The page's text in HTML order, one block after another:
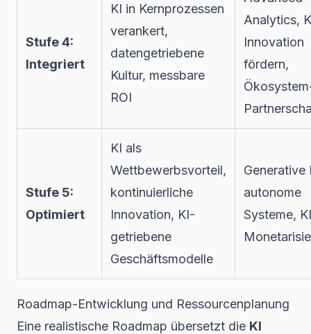
Stufe 4:
Integriert
KI in Kernprozessen
verankert,
datengetriebene
Kultur, messbare
ROI
Analytics,
Innovation
fördern,
Stufe 5:
Optimiert
KI als
Wettbewerbsvorteil,
kontinuierliche
Innovation, KI-
getriebene
Geschäftsmodelle
Generative
autonome
Systeme,
Roadmap-Entwicklung und Ressourcenplanung
Eine realistische Roadmap übersetzt die KI